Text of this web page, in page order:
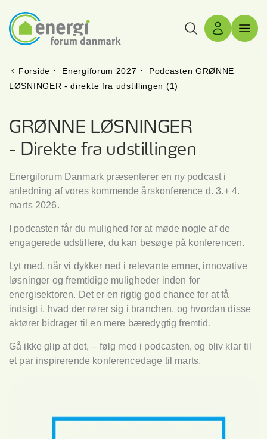
Søg Log ind
Forside · Energiforum 2027 ·
Podcasten GRØNNE
LØSNINGER - direkte fra udstillingen (1)
GRØNNE LØSNINGER
- Direkte fra udstillingen
Energiforum Danmark præsenterer en ny podcast i
anledning af vores kommende årskonference d. 3.+ 4.
marts 2026.
I podcasten får du mulighed for at møde nogle af de
engagerede udstillere, du kan besøge på konferencen.
Lyt med, når vi dykker ned i relevante emner, innovative
løsninger og fremtidige muligheder inden for
energisektoren. Det er en rigtig god chance for at få
indsigt i, hvad der rører sig i branchen, og hvordan disse
aktører bidrager til en mere bæredygtig fremtid.
Gå ikke glip af det, – følg med i podcasten, og bliv klar til
et par inspirerende konferencedage til marts.